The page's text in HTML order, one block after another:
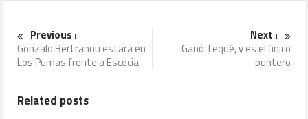
Previous :
Gonzalo Bertranou estará en
Los Pumas frente a Escocia
Next :
Ganó Teqüé, y es el único
puntero
Related posts